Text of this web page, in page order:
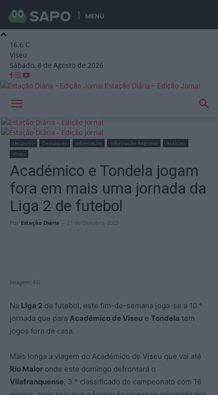
MENU
16.6 C
Viseu
Sábado, 8 de Agosto de 2026
Estação Diária – Edição Jornal
Início Desporto
Desporto Destaques Informação Informação Regional
Notícias
Viseu
Académico e Tondela jogam
fora em mais uma jornada da
Liga 2 de futebol
Por Estação Diária - 21 de Outubro, 2022
Imagem: ED
Na Liga 2 de futebol, este fim-de-semana joga-se a 10.ª
jornada que para Académico de Viseu e Tondela tem
jogos fora de casa.
Mais longa a viagem do Académico de Viseu que vai até
Rio Maior onde este domingo defrontará o
Vilafranquense, 3.º classificado do campeonato com 16